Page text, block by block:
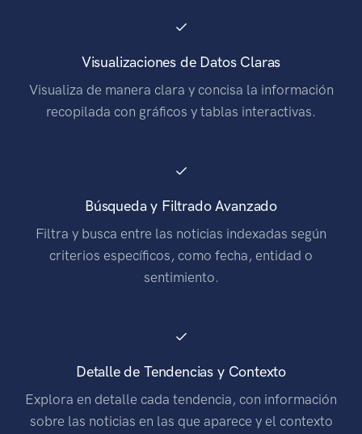
Visualizaciones de Datos Claras
Visualiza de manera clara y concisa la información
recopilada con gráficos y tablas interactivas.
Búsqueda y Filtrado Avanzado
Filtra y busca entre las noticias indexadas según
criterios específicos, como fecha, entidad o
sentimiento.
Detalle de Tendencias y Contexto
Explora en detalle cada tendencia, con información
sobre las noticias en las que aparece y el contexto